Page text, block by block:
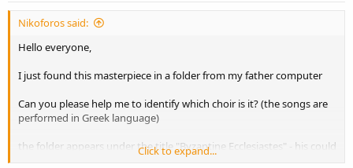
Nikoforos said:
Hello everyone,
I just found this masterpiece in a folder from my father computer
Can you please help me to identify which choir is it? (the songs are
performed in Greek language)
the folder appears under the title "Byzantine Ecclesiastes" - his could
Click to expand...